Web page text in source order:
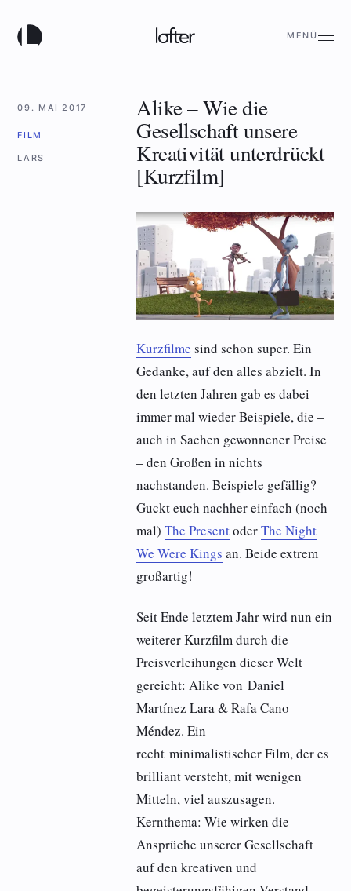
MENÜ
09. MAI 2017
FILM
LARS
Alike – Wie die
Gesellschaft unsere
Kreativität unterdrückt
[Kurzfilm]
Kurzfilme sind schon super. Ein
Gedanke, auf den alles abzielt. In
den letzten Jahren gab es dabei
immer mal wieder Beispiele, die –
auch in Sachen gewonnener Preise
– den Großen in nichts
nachstanden. Beispiele gefällig?
Guckt euch nachher einfach (noch
mal)The PresentoderThe Night
We Were Kings an. Beide extrem
großartig!
Seit Ende letztem Jahr wird nun ein
weiterer Kurzfilm durch die
Preisverleihungen dieser Welt
gereicht: Alike von Daniel
Martínez Lara & Rafa Cano
Méndez. Ein
recht minimalistischer Film, der es
brilliant versteht, mit wenigen
Mitteln, viel auszusagen.
Kernthema: Wie wirken die
Ansprüche unserer Gesellschaft
auf den kreativen und